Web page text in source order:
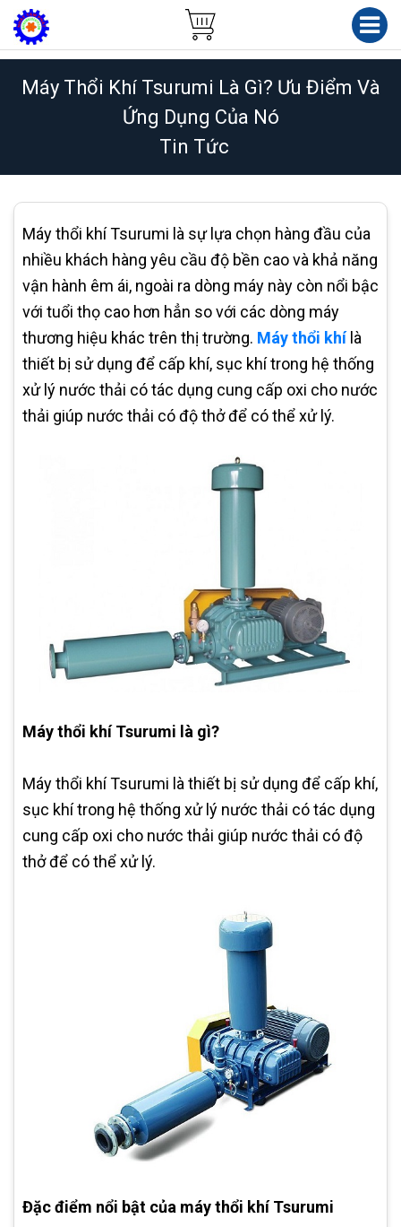
Máy Thổi Khí Tsurumi Là Gì? Ưu Điểm Và
Ứng Dụng Của Nó
Tin Tức
Máy thổi khí Tsurumi là sự lựa chọn hàng đầu của
nhiều khách hàng yêu cầu độ bền cao và khả năng
vận hành êm ái, ngoài ra dòng máy này còn nổi bậc
với tuổi thọ cao hơn hẳn so với các dòng máy
thương hiệu khác trên thị trường. Máy thổi khílà
thiết bị sử dụng để cấp khí, sục khí trong hệ thống
xử lý nước thải có tác dụng cung cấp oxi cho nước
thải giúp nước thải có độ thở để có thể xử lý.
Máy thổi khí Tsurumi là gì?
Máy thổi khí Tsurumi là thiết bị sử dụng để cấp khí,
sục khí trong hệ thống xử lý nước thải có tác dụng
cung cấp oxi cho nước thải giúp nước thải có độ
thở để có thể xử lý.
Đặc điểm nổi bật của máy thổi khí Tsurumi